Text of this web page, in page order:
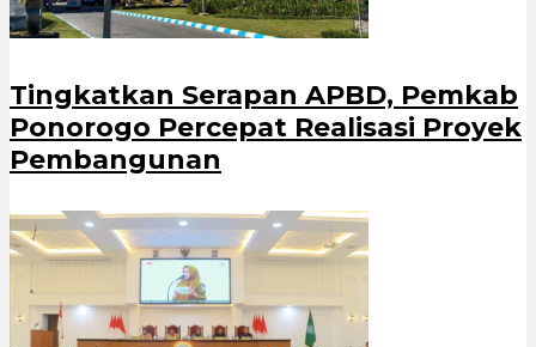
Tingkatkan Serapan APBD, Pemkab
Ponorogo Percepat Realisasi Proyek
Pembangunan